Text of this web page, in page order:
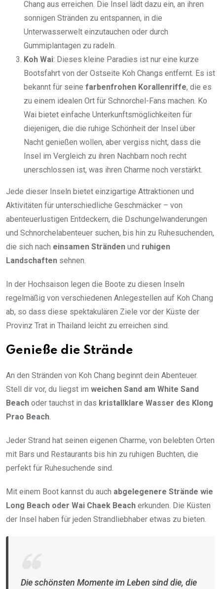
Chang aus erreichen. Die Insel lädt dazu ein, an ihren
sonnigen Stränden zu entspannen, in die
Unterwasserwelt einzutauchen oder durch
Gummiplantagen zu radeln.
Koh Wai: Dieses kleine Paradies ist nur eine kurze
Bootsfahrt von der Ostseite Koh Changs entfernt. Es ist
bekannt für seine farbenfrohen Korallenriffe, die es
zu einem idealen Ort für Schnorchel-Fans machen. Ko
Wai bietet einfache Unterkunftsmöglichkeiten für
diejenigen, die die ruhige Schönheit der Insel über
Nacht genießen wollen, aber vergiss nicht, dass die
Insel im Vergleich zu ihren Nachbarn noch recht
unerschlossen ist, was ihren Charme noch verstärkt.
Jede dieser Inseln bietet einzigartige Attraktionen und
Aktivitäten für unterschiedliche Geschmäcker – von
abenteuerlustigen Entdeckern, die Dschungelwanderungen
und Schnorchelabenteuer suchen, bis hin zu Ruhesuchenden,
die sich nach einsamen Stränden und ruhigen
Landschaften sehnen.
In der Hochsaison legen die Boote zu diesen Inseln
regelmäßig von verschiedenen Anlegestellen auf Koh Chang
ab, so dass diese spektakulären Ziele vor der Küste der
Provinz Trat in Thailand leicht zu erreichen sind.
Genieße die Strände
An den Stränden von Koh Chang beginnt dein Abenteuer.
Stell dir vor, du liegst im weichen Sand am White Sand
Beach oder tauchst in das kristallklare Wasser des Klong
Prao Beach.
Jeder Strand hat seinen eigenen Charme, von belebten Orten
mit Bars und Restaurants bis hin zu ruhigen Buchten, die
perfekt für Ruhesuchende sind.
Mit einem Boot kannst du auch abgelegenere Strände wie
Long Beach oder Wai Chaek Beach erkunden. Die Küsten
der Insel haben für jeden Strandliebhaber etwas zu bieten.
Die schönsten Momente im Leben sind die, die